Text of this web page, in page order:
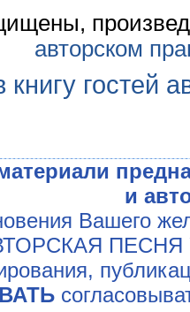
авторском
гостей
и
Вашего
ПЕСНЯ